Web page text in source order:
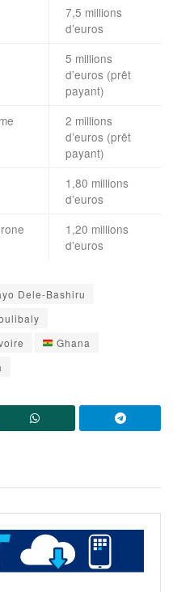
7,5 millions
d’euros
5 millions
d’euros (prêt
payant)
2 millions
d’euros (prêt
payant)
1,80 millions
d’euros
1,20 millions
d’euros
Dele-Bashiru
Ghana